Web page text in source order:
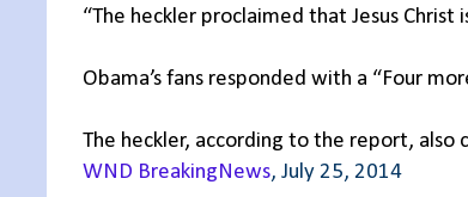
“The heckler proclaimed that Jesus Christ
Obama’s fans responded with a “Four
The heckler, according to the report, also
WND BreakingNews, July 25, 2014